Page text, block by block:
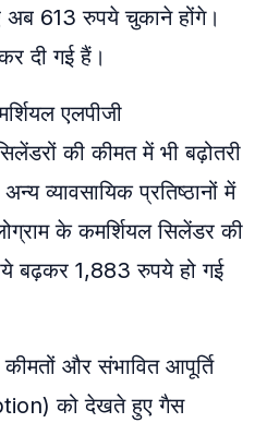
अब 613 रुपये चुकाने होंगे।
दी गई हैं।
एलपीजी
की कीमत में भी बढ़ोतरी
व्यावसायिक प्रतिष्ठानों में
के कमर्शियल सिलेंडर की
बढ़कर 1,883 रुपये हो गई
कीमतों और संभावित आपूर्ति
को देखते हुए गैस